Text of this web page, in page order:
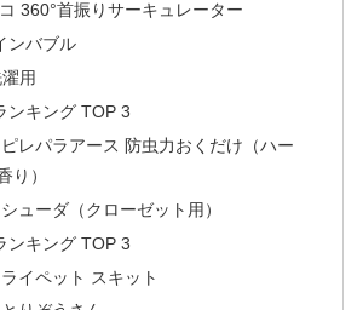
360°首振りサーキュレーター
ンバブル
用
ンキング TOP 3
レパラアース 防虫力おくだけ（ハー
り）
ューダ（クローゼット用）
ンキング TOP 3
イペット スキット